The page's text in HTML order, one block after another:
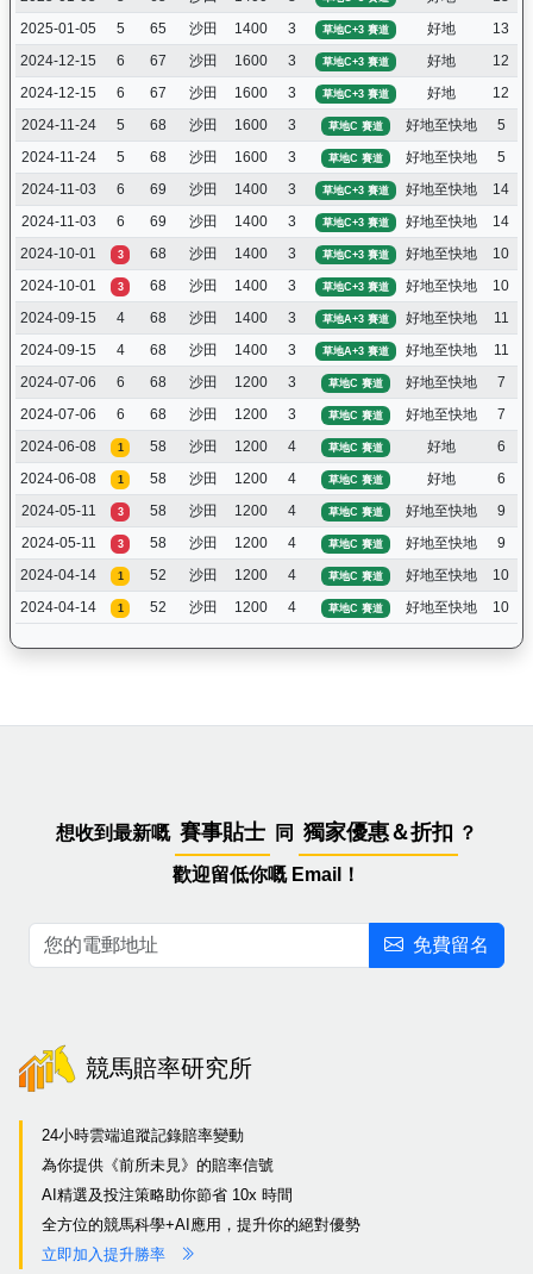
2025-01-05
5 65 沙田 1400 3 草地C+3 賽道 好地 13
2024-12-15
6 67 沙田 1600 3 草地C+3 賽道 好地 12
2024-12-15
6 67 沙田 1600 3 草地C+3 賽道 好地 12
2024-11-24
5 68 沙田 1600 3 草地C 賽道 好地至快地 5
2024-11-24
5 68 沙田 1600 3 草地C 賽道 好地至快地 5
2024-11-03
6 69 沙田 1400 3 草地C+3 賽道 好地至快地 14
2024-11-03
6 69 沙田 1400 3 草地C+3 賽道 好地至快地 14
2024-10-01
3 68 沙田 1400 3 草地C+3 賽道 好地至快地 10
2024-10-01
3 68 沙田 1400 3 草地C+3 賽道 好地至快地 10
2024-09-15
4 68 沙田 1400 3 草地A+3 賽道 好地至快地 11
2024-09-15
4 68 沙田 1400 3 草地A+3 賽道 好地至快地 11
2024-07-06
6 68 沙田 1200 3 草地C 賽道 好地至快地 7
2024-07-06
6 68 沙田 1200 3 草地C 賽道 好地至快地 7
2024-06-08
1 58 沙田 1200 4 草地C 賽道 好地 6
2024-06-08
1 58 沙田 1200 4 草地C 賽道 好地 6
2024-05-11
3 58 沙田 1200 4 草地C 賽道 好地至快地 9
2024-05-11
3 58 沙田 1200 4 草地C 賽道 好地至快地 9
2024-04-14
1 52 沙田 1200 4 草地C 賽道 好地至快地 10
2024-04-14
1 52 沙田 1200 4 草地C 賽道 好地至快地 10
想收到最新嘅 賽事貼士 同 獨家優惠＆折扣 ？
歡迎留低你嘅 Email！
免費留名
競馬賠率研究所
24小時雲端追蹤記錄賠率變動
為你提供《前所未見》的賠率信號
AI精選及投注策略助你節省 10x 時間
全方位的競馬科學+AI應用，提升你的絕對優勢
立即加入提升勝率